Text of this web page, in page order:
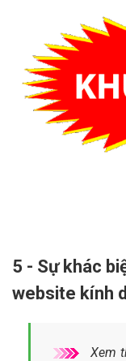
5 - Sự khác
website kính
Xem